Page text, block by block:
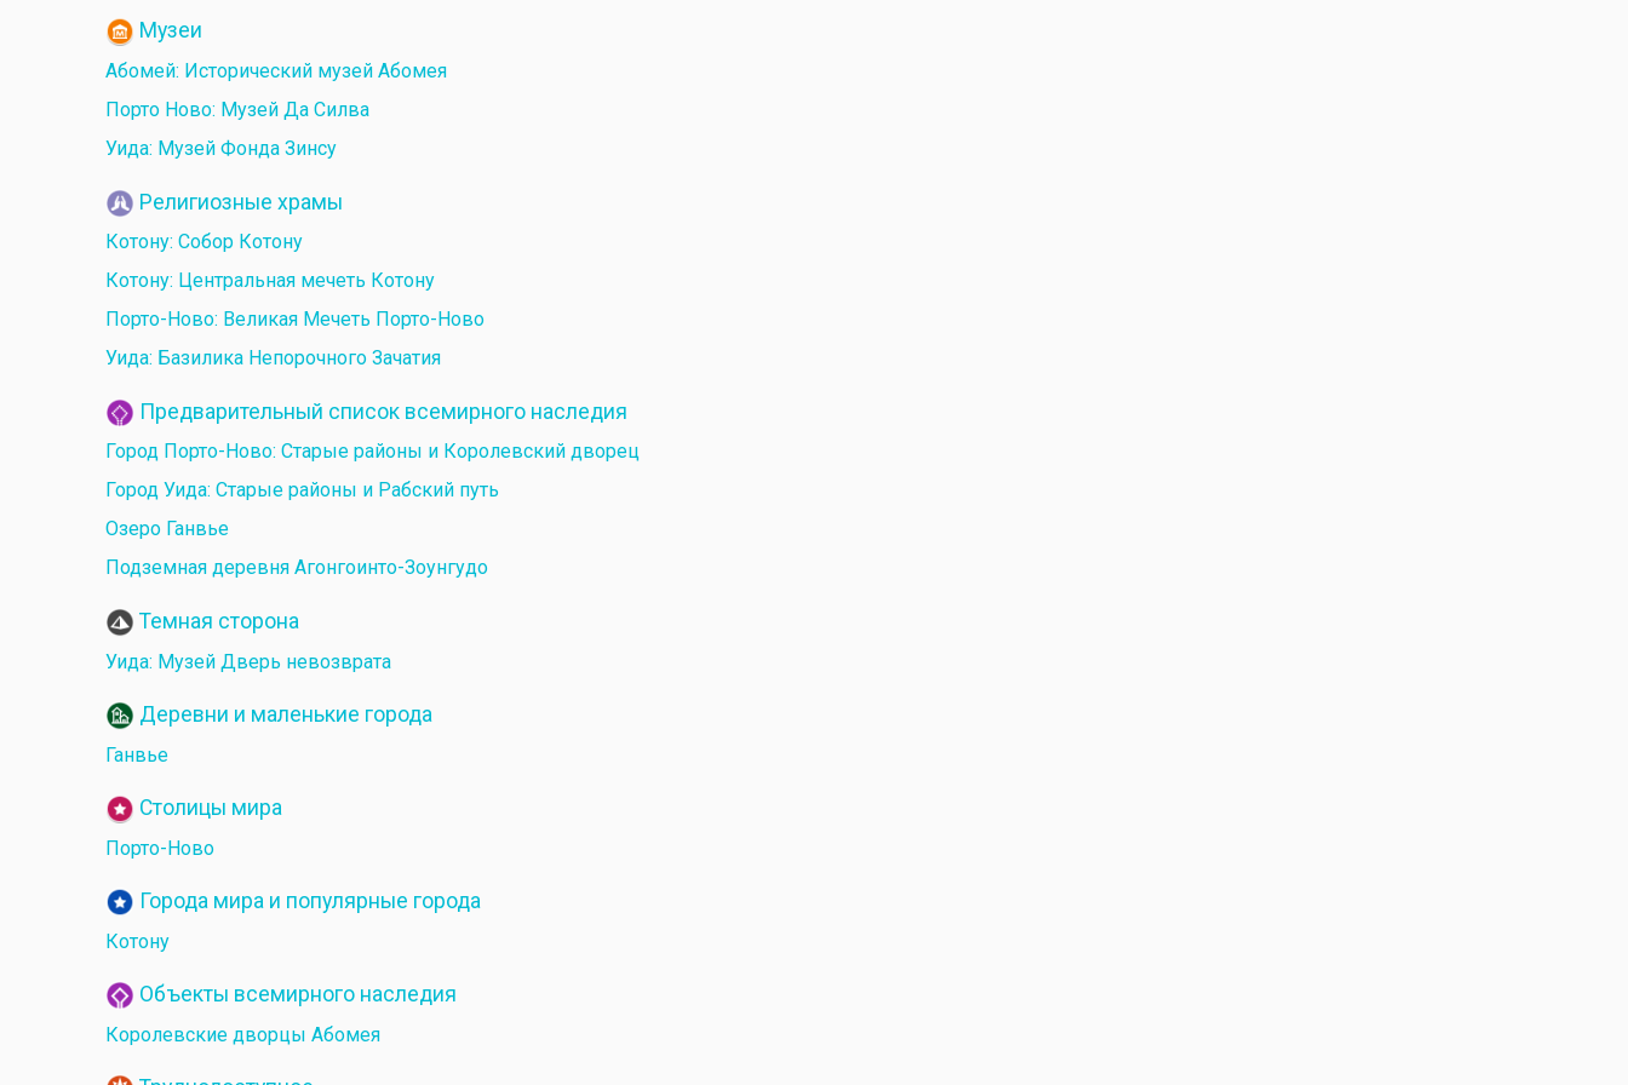
Музеи
Абомей: Исторический музей Абомея
Порто Ново: Музей Да Силва
Уида: Музей Фонда Зинсу
Религиозные храмы
Котону: Собор Котону
Котону: Центральная мечеть Котону
Порто-Ново: Великая Мечеть Порто-Ново
Уида: Базилика Непорочного Зачатия
Предварительный список всемирного наследия
Город Порто-Ново: Старые районы и Королевский дворец
Город Уида: Старые районы и Рабский путь
Озеро Ганвье
Подземная деревня Агонгоинто-Зоунгудо
Темная сторона
Уида: Музей Дверь невозврата
Деревни и маленькие города
Ганвье
Столицы мира
Порто-Ново
Города мира и популярные города
Котону
Объекты всемирного наследия
Королевские дворцы Абомея